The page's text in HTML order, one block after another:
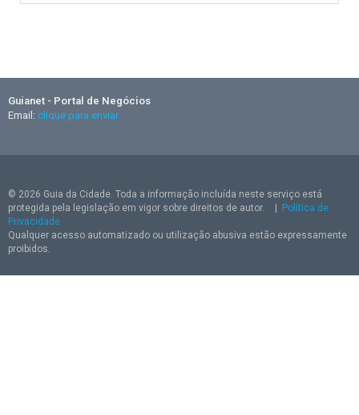
Guianet - Portal de Negócios
Email: clique para enviar
© 2026 Guia da Cidade. Toda a informação incluída neste serviço está
protegida pela legislação em vigor sobre direitos de autor.
Política de
Privacidade
Qualquer acesso automatizado ou utilização abusiva estão expressamente
proibidos.